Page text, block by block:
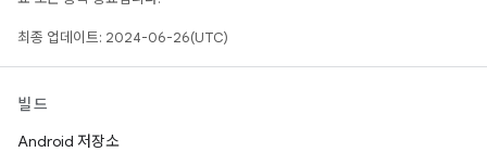
최종 업데이트: 2024-06-26(UTC)
빌드
Android 저장소